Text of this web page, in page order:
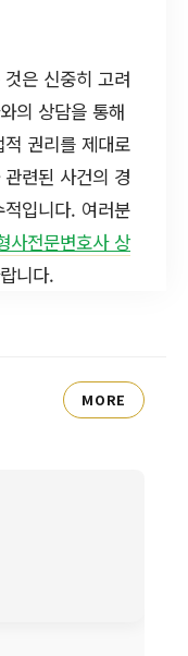
은 신중히 고려
의 상담을 통해
권리를 제대로
련된 사건의 경
입니다. 여러분
사전문변호사 상
니다.
MORE